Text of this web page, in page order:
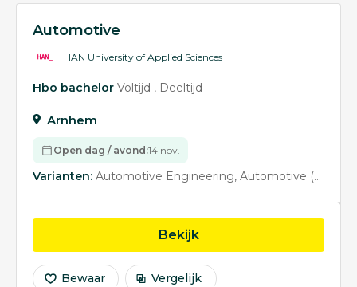
Automotive
HAN University of Applied Sciences
Hbo bachelor Voltijd Deeltijd
Arnhem
Open dag / avond:14 nov.
Varianten: Automotive Engineering Automotive (studietaal Engels)
Bekijkopleiding Automotive
Bewaar Vergelijk